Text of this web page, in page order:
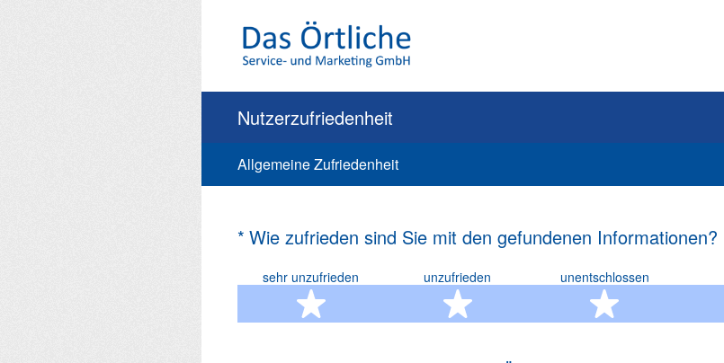
Nutzerzufriedenheit
Allgemeine Zufriedenheit
* Wie zufrieden sind Sie mit den gefundenen Informationen?
(Erforderlich.)
sehr unzufrieden
1 Stern
unzufrieden
2 Sterne
unentschlossen
3 Sterne